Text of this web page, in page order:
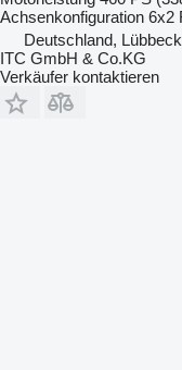
Achsenkonfiguration 6x2
Deutschland,
ITC GmbH & Co.KG
Verkäufer kontaktieren